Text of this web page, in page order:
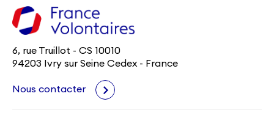
6, rue Truillot - CS 10010
94203 Ivry sur Seine Cedex - France
Nous contacter